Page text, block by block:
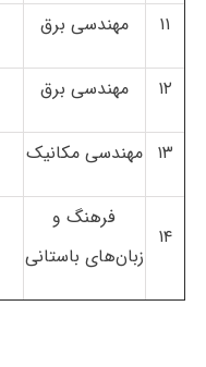
۱۱ مهندسی برق
۱۲ مهندسی برق
۱۳ مهندسی مکانیک
۱۴
فرهنگ و
زبان‌های باستانی